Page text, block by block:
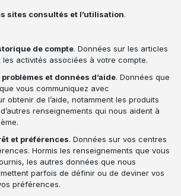
sites consultés et l’utilisation.
de compte. Données sur les articles
activités associées à votre compte.
et données d’aide. Données que
vous communiquez avec
obtenir de l’aide, notamment les produits
renseignements qui nous aident à
et préférences. Données sur vos centres
Hormis les renseignements que vous
les autres données que nous
parfois de définir ou de deviner vos
préférences.